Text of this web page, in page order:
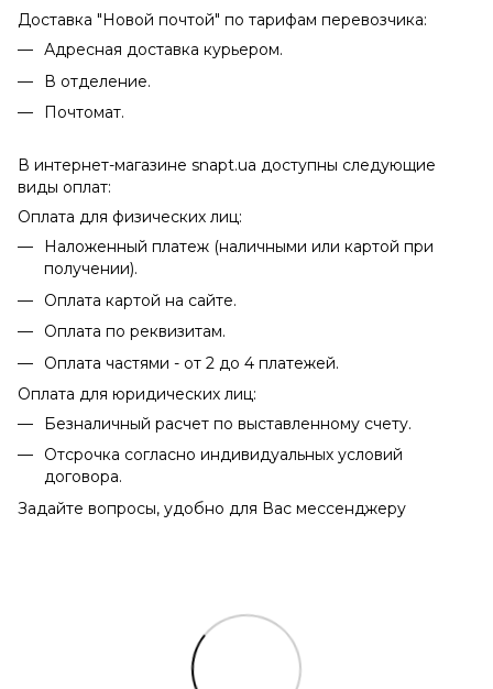
Доставка "Новой почтой" по тарифам перевозчика:
Адресная доставка курьером.
В отделение.
Почтомат.
В интернет-магазине snapt.ua доступны следующие
виды оплат:
Оплата для физических лиц:
Наложенный платеж (наличными или картой при
получении).
Оплата картой на сайте.
Оплата по реквизитам.
Оплата частями - от 2 до 4 платежей.
Оплата для юридических лиц:
Безналичный расчет по выставленному счету.
Отсрочка согласно индивидуальных условий
договора.
Задайте вопросы, удобно для Вас мессенджеру